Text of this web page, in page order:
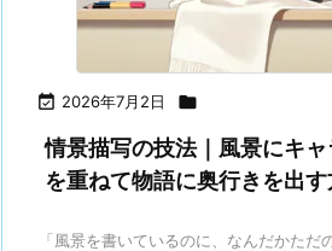
 2026年7月2日 
情景描写の技法｜風景にキ
を重ねて物語に奥行きを出
「風景を書いているのに、なんだかただ